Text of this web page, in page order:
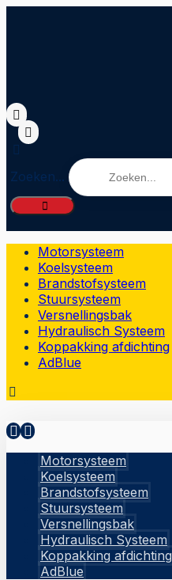
Zoeken...
Motorsysteem
Koelsysteem
Brandstofsysteem
Stuursysteem
Versnellingsbak
Hydraulisch Systeem
Koppakking afdichting
AdBlue
Motorsysteem
Koelsysteem
Brandstofsysteem
Stuursysteem
Versnellingsbak
Hydraulisch Systeem
Koppakking afdichting
AdBlue